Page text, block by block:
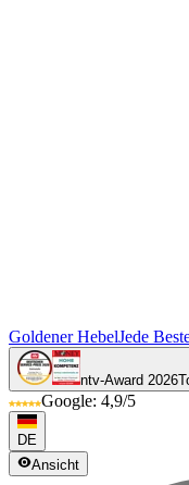
Goldener HebelJede
ntv-Award 2026
Google: 4,9/5
DE
Ansicht